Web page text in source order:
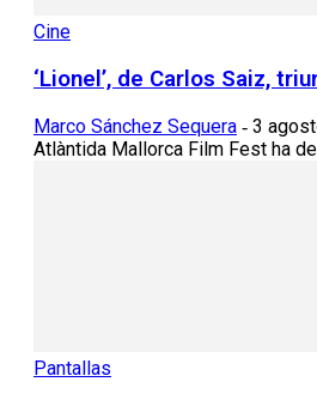
Cine
‘Lionel’, de Carlos Saiz,
Marco Sánchez Sequera - 3
Atlàntida Mallorca Film Fest ha
Pantallas